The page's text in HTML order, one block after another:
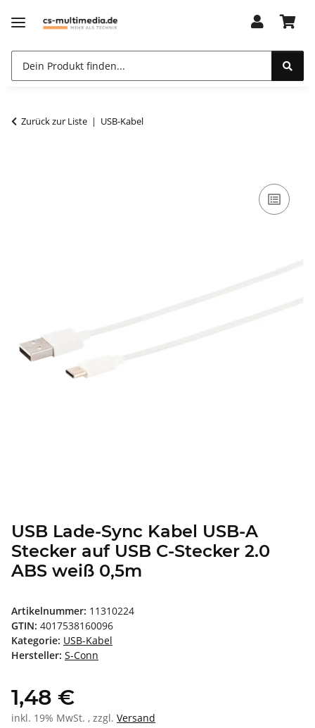
Zurück zur Liste USB-Kabel
USB Lade-Sync Kabel USB-A
Stecker auf USB C-Stecker 2.0
ABS weiß 0,5m
Artikelnummer: 11310224
GTIN: 4017538160096
Kategorie: USB-Kabel
Hersteller: S-Conn
1,48 €
inkl. 19% MwSt. , zzgl. Versand